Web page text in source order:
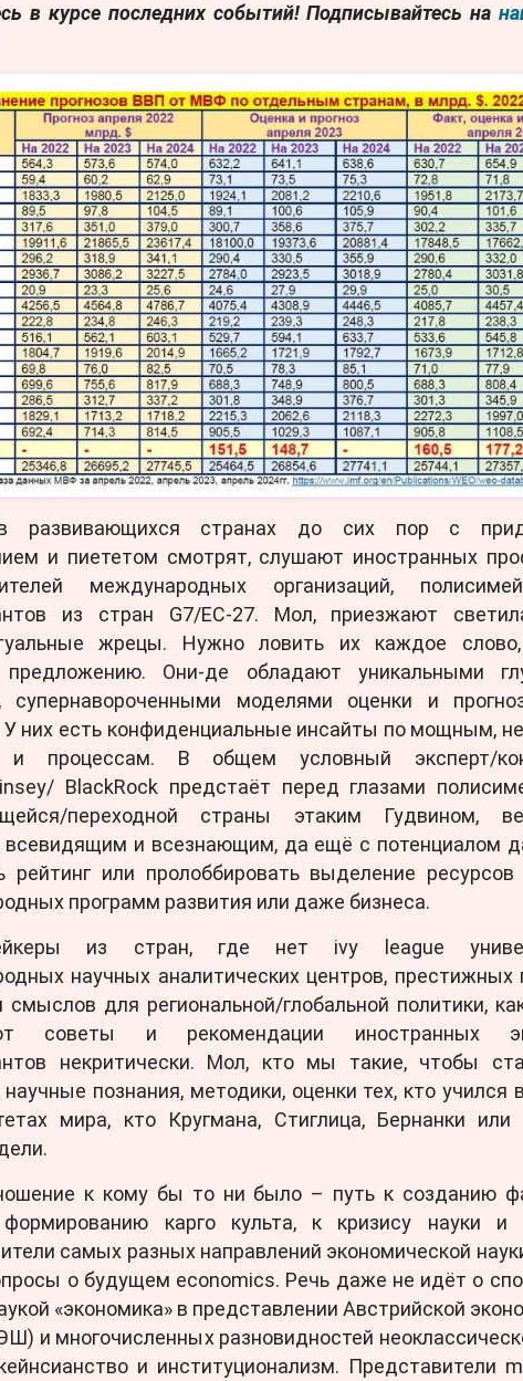
в курсе последних событий! Подписывайтесь на
развивающихся странах до сих пор с
и пиететом смотрят, слушают иностранных
международных организаций,
из стран G7/ЕС-27. Мол, приезжают
жрецы. Нужно ловить их каждое
Они-де обладают уникальными
супернавороченными моделями оценки и
У них есть конфиденциальные инсайты по мощным,
и процессам. В общем условный эксперт/
BlackRock предстаёт перед глазами
переходной страны этаким Гудвином,
и всезнающим, да ещё с потенциалом
рейтинг или пролоббировать выделение
программ развития или даже бизнеса.
из стран, где нет ivy league
научных аналитических центров, престижных
смыслов для региональной/глобальной политики,
советы и рекомендации иностранных
некритически. Мол, кто мы такие, чтобы
познания, методики, оценки тех, кто учился
мира, кто Кругмана, Стиглица, Бернанки
к кому бы то ни было – путь к созданию
формированию карго культа, к кризису науки и
самых разных направлений экономической
о будущем economics. Речь даже не идёт о
«экономика» в представлении Австрийской
и многочисленных разновидностей
и институционализм. Представители